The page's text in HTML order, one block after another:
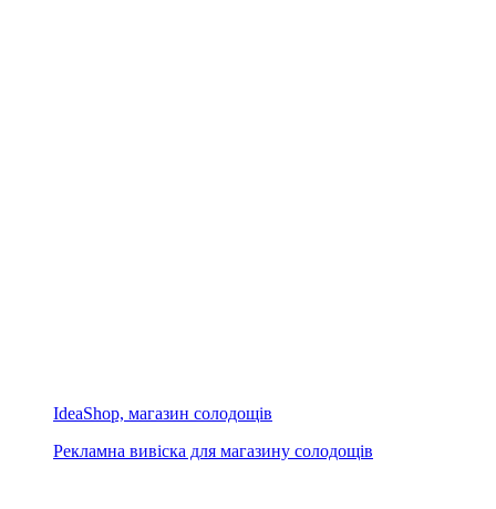
IdeaShop, магазин солодощів
Рекламна вивіска для магазину солодощів